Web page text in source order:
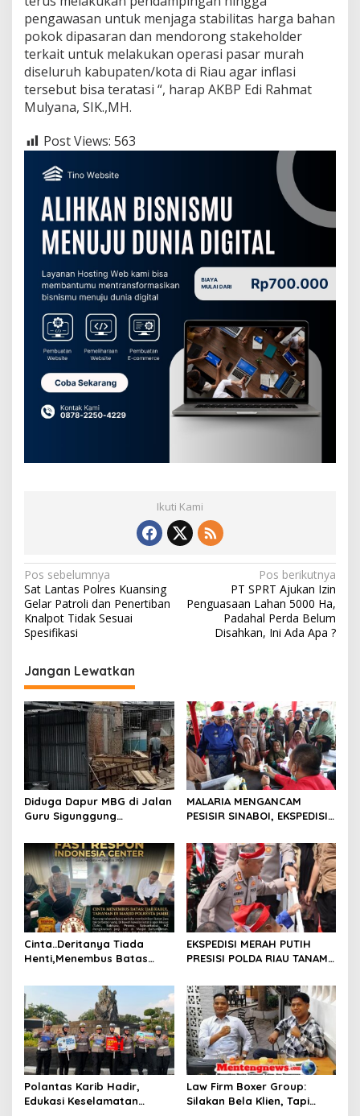
pengawasan untuk menjaga stabilitas harga bahan
pokok dipasaran dan mendorong stakeholder
terkait untuk melakukan operasi pasar murah
diseluruh kabupaten/kota di Riau agar inflasi
tersebut bisa teratasi “, harap AKBP Edi Rahmat
Mulyana, SIK.,MH.
Post Views: 563
Ikuti Kami
N
a
v
i
g
a
s
o
s
Pos sebelumnya
Sat Lantas Polres Kuansing
Gelar Patroli dan Penertiban
Knalpot Tidak Sesuai
Spesifikasi
Pos berikutnya
PT SPRT Ajukan Izin
Penguasaan Lahan 5000 Ha,
Padahal Perda Belum
Disahkan, Ini Ada Apa ?
Jangan Lewatkan
Diduga Dapur MBG di Jalan
Guru Sigunggung
SOP, Selain itu Warga
Keluhkan Bau Limbah yang
Menyengat.
MALARIA MENGANCAM
PESISIR SINABOI, EKSPEDISI
RIAU HADIR DENGAN
PELAYANAN KESEHATAN
GRATIS
Cinta..Deritanya Tiada
Henti,Menembus Batas
EKSPEDISI MERAH PUTIH
PRESISI POLDA RIAU TANAM
SALURKAN BERBAGAI
BANTUAN UNTUK
MASYARAKAT PESISIR
SINABOI
Polantas Karib Hadir,
Edukasi Keselamatan
Law Firm Boxer Group:
Silakan Bela Klien, Tapi